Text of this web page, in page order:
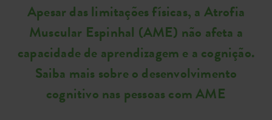
Apesar das limitações físicas, a Atrofia
Muscular Espinhal (AME) não afeta a
capacidade de aprendizagem e a cognição.
Saiba mais sobre o desenvolvimento
cognitivo nas pessoas com AME